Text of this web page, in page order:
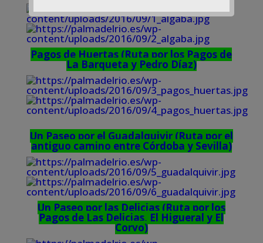
Pagos de Huertas (Ruta por los Pagos de
La Barqueta y Pedro Díaz)
Un Paseo por el Guadalquivir (Ruta por el
antiguo camino entre Córdoba y Sevilla)
Un Paseo por las Delicias (Ruta por los
Pagos de Las Delicias, El Higueral y El
Corvo)